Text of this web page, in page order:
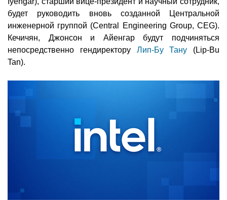
будет руководить вновь созданной Центральной
инженерной группой (Central Engineering Group, CEG).
Кечичян, Джонсон и Айенгар будут подчиняться
непосредственно гендиректору Лип-Бу Тану (Lip-Bu
Tan).